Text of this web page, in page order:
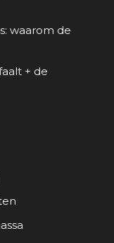
waarom de
+ de